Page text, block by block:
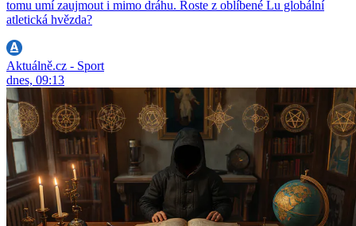
tomu umí zaujmout i mimo dráhu. Roste z oblíbené Lu globální
atletická hvězda?
Aktuálně.cz - Sport
dnes, 09:13